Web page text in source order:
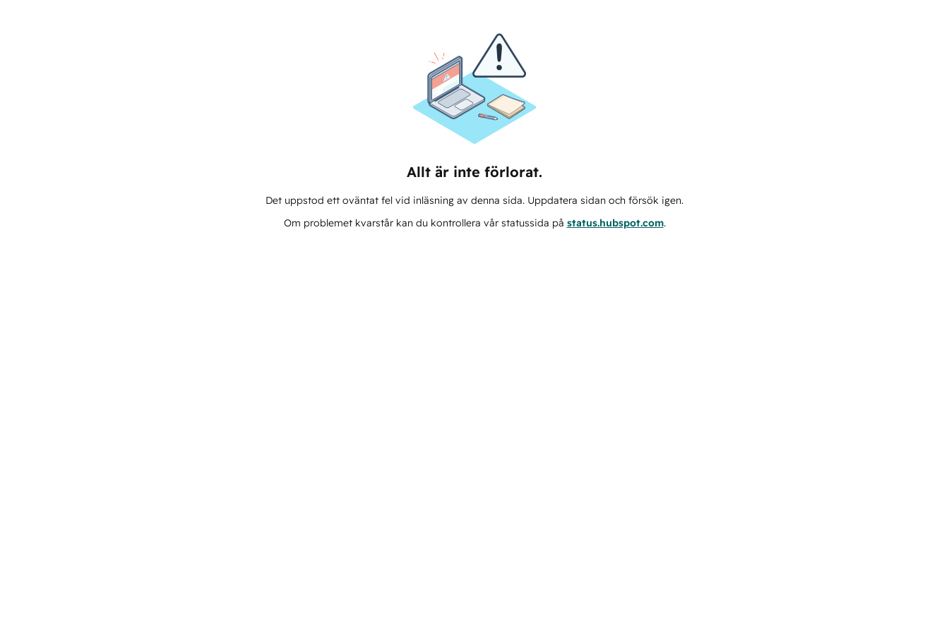
Allt är inte förlorat.
Det uppstod ett oväntat fel vid inläsning av denna sida. Uppdatera sidan och försök igen.
Om problemet kvarstår kan du kontrollera vår statussida på status.hubspot.com.